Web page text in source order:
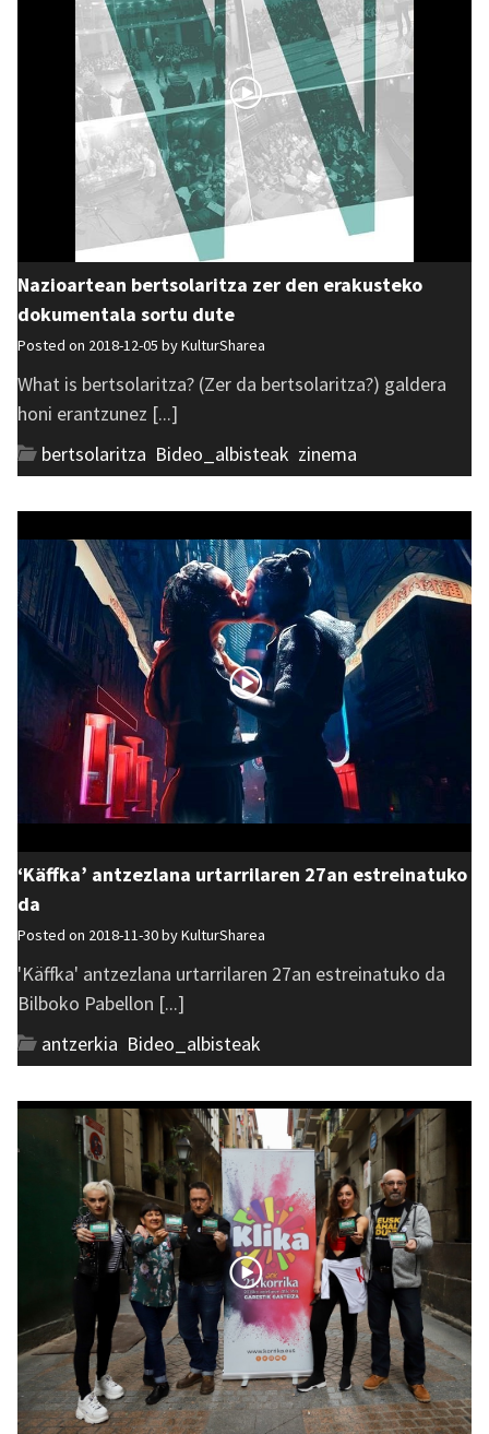
Nazioartean bertsolaritza zer den erakusteko
dokumentala sortu dute
Posted on 2018-12-05 byKulturSharea
What is bertsolaritza? (Zer da bertsolaritza?) galdera
honi erantzunez [...]
bertsolaritza Bideo_albisteak zinema
‘Käffka’ antzezlana urtarrilaren 27an estreinatuko
da
Posted on 2018-11-30 byKulturSharea
'Käffka' antzezlana urtarrilaren 27an estreinatuko da
Bilboko Pabellon [...]
antzerkia Bideo_albisteak